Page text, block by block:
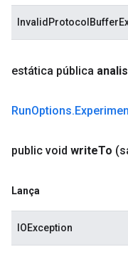
estática pública
RunOptions.
public void writeTo
Lança
IOException